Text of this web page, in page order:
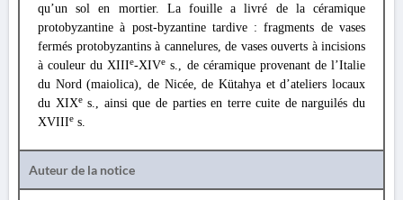
qu’un sol en mortier. La fouille a livré de la céramique
protobyzantine à post-byzantine tardive : fragments de vases
fermés protobyzantins à cannelures, de vases ouverts à incisions
à couleur du XIIIe-XIVe s., de céramique provenant de l’Italie
du Nord (maiolica), de Nicée, de Kütahya et d’ateliers locaux
du XIXes., ainsi que de parties en terre cuite de narguilés du
XVIIIe s.
Auteur de la notice